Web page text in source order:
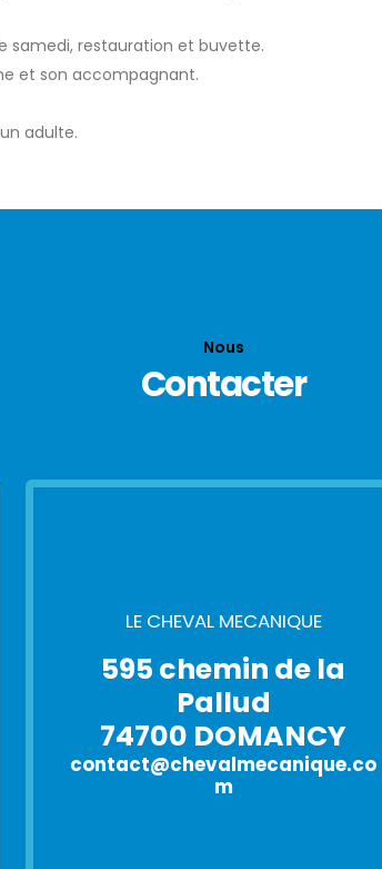
samedi, restauration et buvette.
et son accompagnant.
adulte.
Nous
Contacter
LE CHEVAL MECANIQUE
595 chemin de la
Pallud
74700 DOMANCY
contact@chevalmecanique.co
m